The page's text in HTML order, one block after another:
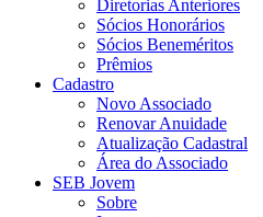
Diretorias Anteriores
Sócios Honorários
Sócios Beneméritos
Prêmios
Cadastro
Novo Associado
Renovar Anuidade
Atualização Cadastral
Área do Associado
SEB Jovem
Sobre